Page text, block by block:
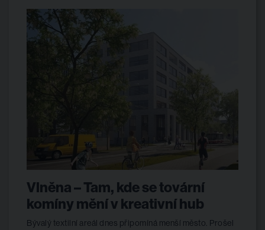
Vlněna – Tam, kde se tovární
komíny mění v kreativní hub
Bývalý textilní areál dnes připomíná menší město. Prošel